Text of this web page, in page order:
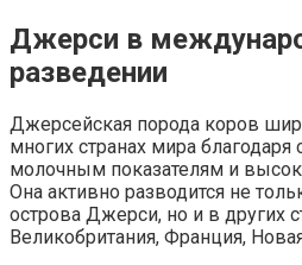
Джерси в
разведении
Джерсейская порода коров
многих странах мира
молочным показателям и
Она активно разводится не
острова Джерси, но и в других
Великобритания, Франция,